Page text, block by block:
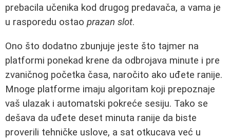
prebacila učenika kod drugog predavača, a vama je
u rasporedu ostao prazan slot.
Ono što dodatno zbunjuje jeste što tajmer na
platformi ponekad krene da odbrojava minute i pre
zvaničnog početka časa, naročito ako uđete ranije.
Mnoge platforme imaju algoritam koji prepoznaje
vaš ulazak i automatski pokreće sesiju. Tako se
dešava da uđete deset minuta ranije da biste
proverili tehničke uslove, a sat otkucava već u